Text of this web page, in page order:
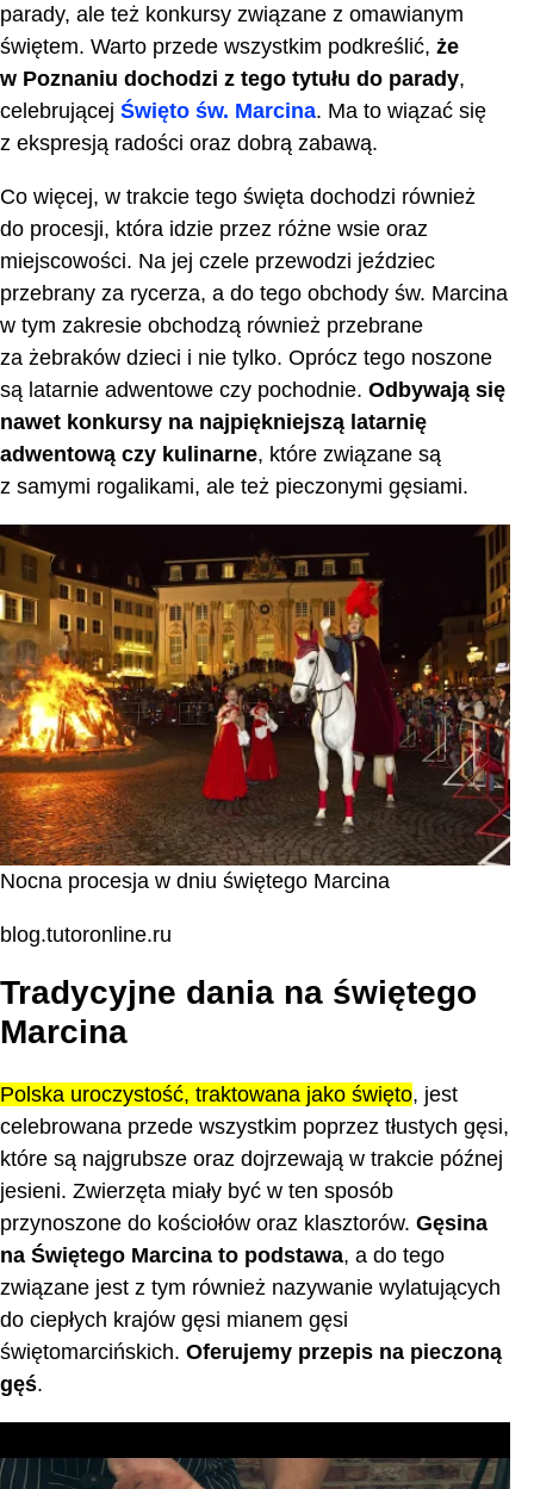
parady, ale też konkursy związane z omawianym
świętem. Warto przede wszystkim podkreślić, że
w Poznaniu dochodzi z tego tytułu do parady,
celebrującej Święto św. Marcina. Ma to wiązać się
z ekspresją radości oraz dobrą zabawą.
Co więcej, w trakcie tego święta dochodzi również
do procesji, która idzie przez różne wsie oraz
miejscowości. Na jej czele przewodzi jeździec
przebrany za rycerza, a do tego obchody św. Marcina
w tym zakresie obchodzą również przebrane
za żebraków dzieci i nie tylko. Oprócz tego noszone
są latarnie adwentowe czy pochodnie. Odbywają się
nawet konkursy na najpiękniejszą latarnię
adwentową czy kulinarne, które związane są
z samymi rogalikami, ale też pieczonymi gęsiami.
Nocna procesja w dniu świętego Marcina
blog.tutoronline.ru
Tradycyjne dania na świętego
Marcina
Polska uroczystość, traktowana jako święto, jest
celebrowana przede wszystkim poprzez tłustych gęsi,
które są najgrubsze oraz dojrzewają w trakcie późnej
jesieni. Zwierzęta miały być w ten sposób
przynoszone do kościołów oraz klasztorów. Gęsina
na Świętego Marcina to podstawa, a do tego
związane jest z tym również nazywanie wylatujących
do ciepłych krajów gęsi mianem gęsi
świętomarcińskich. Oferujemy przepis na pieczoną
gęś.